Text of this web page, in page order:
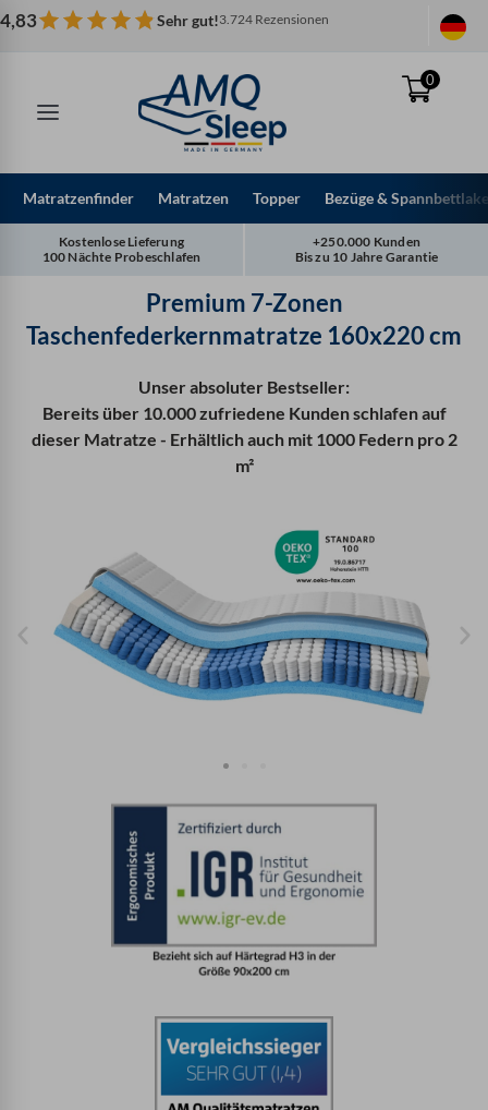
Zum
Inhalt
4,83 Sehr gut!3.724 Rezensionen
0
Matratzenfinder Matratzen Topper Bezüge &
Kostenlose Lieferung
100 Nächte Probeschlafen
+250.000 Kunden
Bis zu 10 Jahre Garantie
Premium 7-Zonen
Taschenfederkernmatratze 160x220 cm
Unser absoluter Bestseller:
Bereits über 10.000 zufriedene Kunden schlafen auf
dieser Matratze - Erhältlich auch mit 1000 Federn pro 2
m²